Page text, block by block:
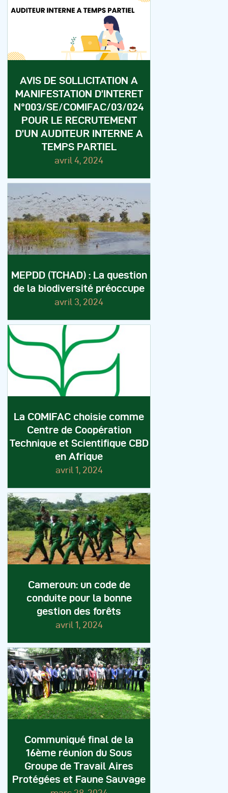
AVIS DE SOLLICITATION A
MANIFESTATION D’INTERET
N°003/SE/COMIFAC/03/024
POUR LE RECRUTEMENT
D’UN AUDITEUR INTERNE A
TEMPS PARTIEL
avril 4, 2024
MEPDD (TCHAD) : La question
de la biodiversité préoccupe
avril 3, 2024
La COMIFAC choisie comme
Centre de Coopération
Technique et Scientifique CBD
en Afrique
avril 1, 2024
Cameroun: un code de
conduite pour la bonne
gestion des forêts
avril 1, 2024
Communiqué final de la
16ème réunion du Sous
Groupe de Travail Aires
Protégées et Faune Sauvage